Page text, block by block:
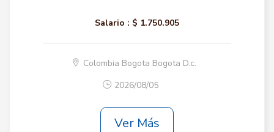
Salario : $ 1.750.905
Colombia Bogota Bogota D.c.
2026/08/05
Ver Más